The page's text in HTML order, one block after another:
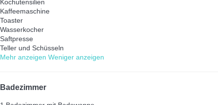
Kochutensilien
Kaffeemaschine
Toaster
Wasserkocher
Saftpresse
Teller und Schüsseln
Mehr anzeigen Weniger anzeigen
Badezimmer